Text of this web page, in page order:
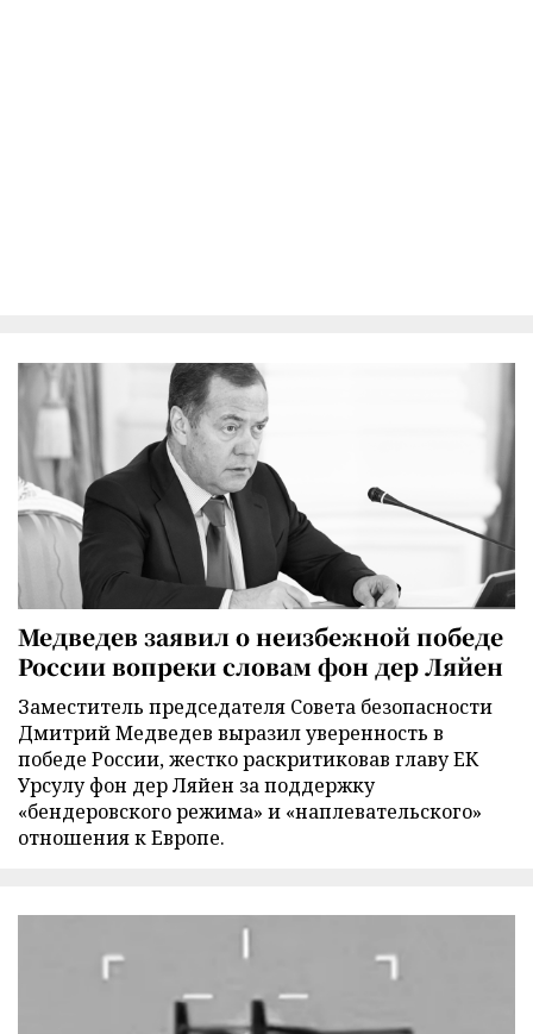
Медведев заявил о неизбежной победе
России вопреки словам фон дер Ляйен
Заместитель председателя Совета безопасности
Дмитрий Медведев выразил уверенность в
победе России, жестко раскритиковав главу ЕК
Урсулу фон дер Ляйен за поддержку
«бендеровского режима» и «наплевательского»
отношения к Европе.